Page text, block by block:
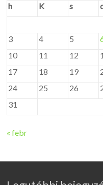
h
K s
3
4 5
10
11 12
17
18 19
24
25 26
31
« febr